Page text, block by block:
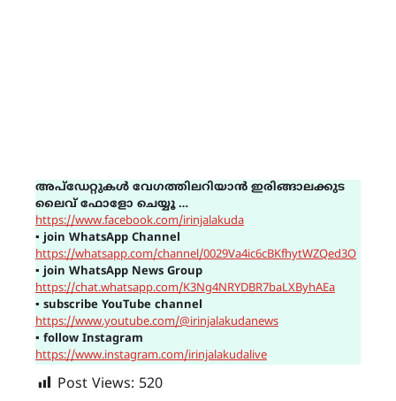
അപ്ഡേറ്റുകൾ വേഗത്തിലറിയാൻ ഇരിങ്ങാലക്കുട
ലൈവ് ഫോളോ ചെയ്യൂ …
https://www.facebook.com/irinjalakuda
▪join WhatsApp Channel
https://whatsapp.com/channel/0029Va4ic6cBKfhytWZQed3O
▪join WhatsApp News Group
https://chat.whatsapp.com/K3Ng4NRYDBR7baLXByhAEa
▪ subscribe YouTube channel
https://www.youtube.com/@irinjalakudanews
▪ follow Instagram
https://www.instagram.com/irinjalakudalive
Post Views: 520